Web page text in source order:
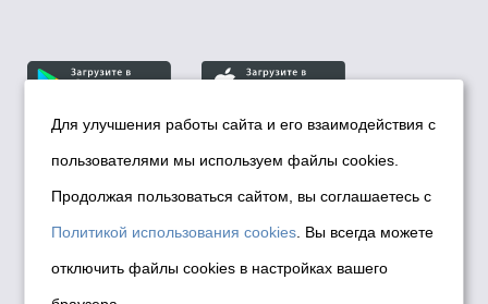
© Департамент информационной политики мэрии
города Новосибирска, 2026
Политика использования Cookies
Политика по обработке персональных
данных в информационных системах
Для улучшения работы сайта и его взаимодействия с
пользователями мы используем файлы cookies.
Продолжая пользоваться сайтом, вы соглашаетесь с
Политикой использования cookies . Вы всегда можете
отключить файлы cookies в настройках вашего